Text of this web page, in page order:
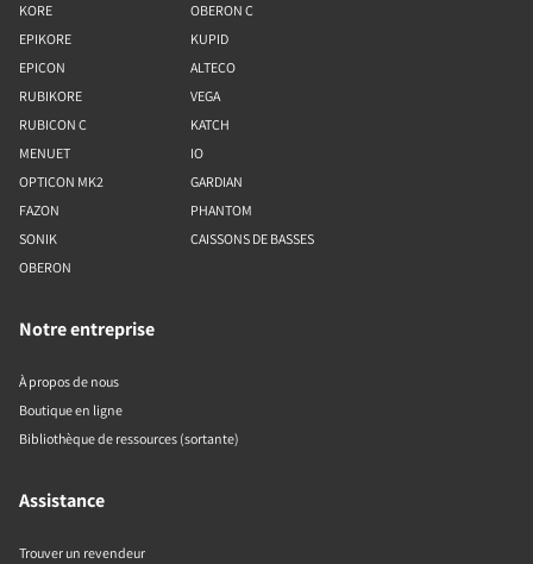
KORE
EPIKORE
EPICON
RUBIKORE
RUBICON C
MENUET
OPTICON MK2
FAZON
SONIK
OBERON
OBERON C
KUPID
ALTECO
VEGA
KATCH
IO
GARDIAN
PHANTOM
CAISSONS DE BASSES
Notre entreprise
À propos de nous
Boutique en ligne
Bibliothèque de ressources (sortante)
Assistance
Trouver un revendeur